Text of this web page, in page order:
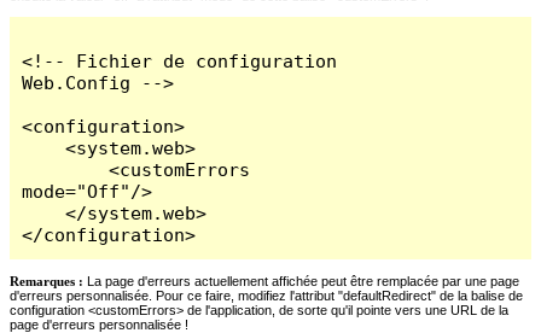
<!-- Fichier de configuration
Web.Config -->
<configuration>
    <system.web>
        <customErrors
mode="Off"/>
    </system.web>
</configuration>
Remarques : La page d'erreurs actuellement affichée peut être remplacée par une page
d'erreurs personnalisée. Pour ce faire, modifiez l'attribut "defaultRedirect" de la balise de
configuration <customErrors> de l'application, de sorte qu'il pointe vers une URL de la
page d'erreurs personnalisée !